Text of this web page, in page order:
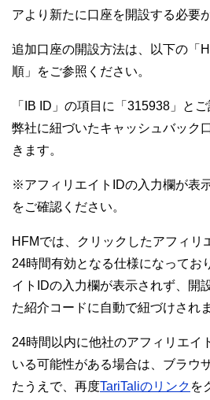
アより新たに口座を開設する必要
追加口座の開設方法は、以下の「
順」をご参照ください。
「IB ID」の項目に「315938」と
弊社に紐づいたキャッシュバック
きます。
※アフィリエイトIDの入力欄が表
をご確認ください。
HFMでは、クリックしたアフィリ
24時間有効となる仕様になってお
イトIDの入力欄が表示されず、開
た紹介コードに自動で紐づけされま
24時間以内に他社のアフィリエイ
いる可能性がある場合は、ブラウ
たうえで、再度TariTaliのリンク を